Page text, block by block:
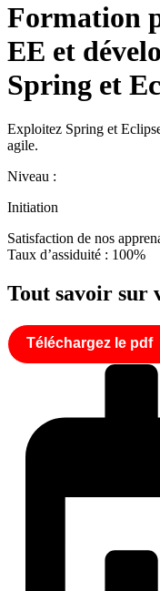
Formation
EE et
Spring et
Exploitez Spring et
agile.
Niveau :
Initiation
Satisfaction de nos
Taux d’assiduité : 100%
Tout savoir sur
Téléchargez le pdf